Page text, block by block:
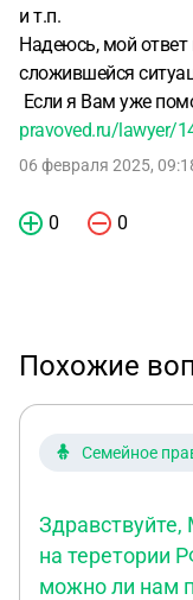
и т.п.
Надеюсь, мой
сложившейся
Если я Вам уже
pravoved.ru/lawyer/
06 февраля 2025,
0 0
Похожие
Семейное
на теретории
можно ли нам